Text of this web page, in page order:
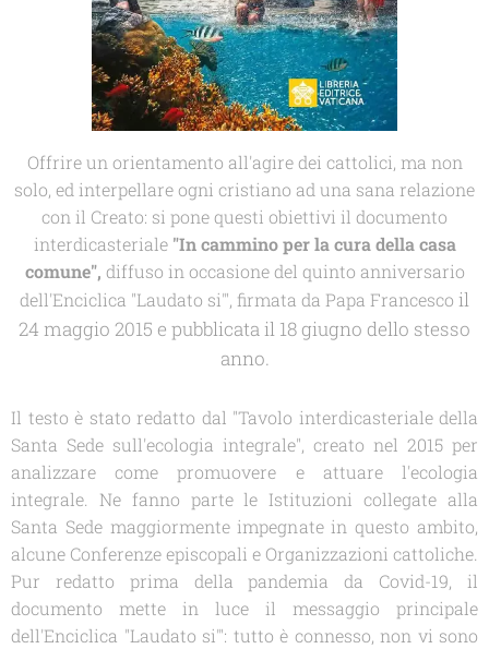
Offrire un orientamento all'agire dei cattolici, ma non
solo, ed interpellare ogni cristiano ad una sana relazione
con il Creato: si pone questi obiettivi il documento
interdicasteriale "In cammino per la cura della casa
comune", diffuso in occasione del quinto anniversario
dell'Enciclica "Laudato si'", firmata da Papa Francesco il
24 maggio 2015 e pubblicata il 18 giugno dello stesso
anno.
Il testo è stato redatto dal "Tavolo interdicasteriale della
Santa Sede sull'ecologia integrale", creato nel 2015 per
analizzare come promuovere e attuare l'ecologia
integrale. Ne fanno parte le Istituzioni collegate alla
Santa Sede maggiormente impegnate in questo ambito,
alcune Conferenze episcopali e Organizzazioni cattoliche.
Pur redatto prima della pandemia da Covid-19, il
documento mette in luce il messaggio principale
dell'Enciclica "Laudato si'": tutto è connesso, non vi sono